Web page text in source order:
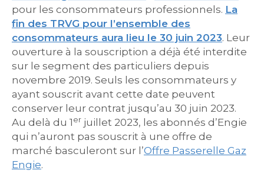
pour les consommateurs professionnels. La
fin des TRVG pour l’ensemble des
consommateurs aura lieu le 30 juin 2023. Leur
ouverture à la souscription a déjà été interdite
sur le segment des particuliers depuis
novembre 2019. Seuls les consommateurs y
ayant souscrit avant cette date peuvent
conserver leur contrat jusqu’au 30 juin 2023.
Au delà du 1 er juillet 2023, les abonnés d’Engie
qui n’auront pas souscrit à une offre de
marché basculeront sur l’Offre Passerelle Gaz
Engie.